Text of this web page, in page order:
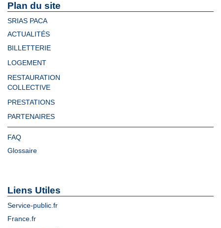
Plan du site
SRIAS PACA
ACTUALITÉS
BILLETTERIE
LOGEMENT
RESTAURATION
COLLECTIVE
PRESTATIONS
PARTENAIRES
FAQ
Glossaire
Liens Utiles
Service-public.fr
France.fr